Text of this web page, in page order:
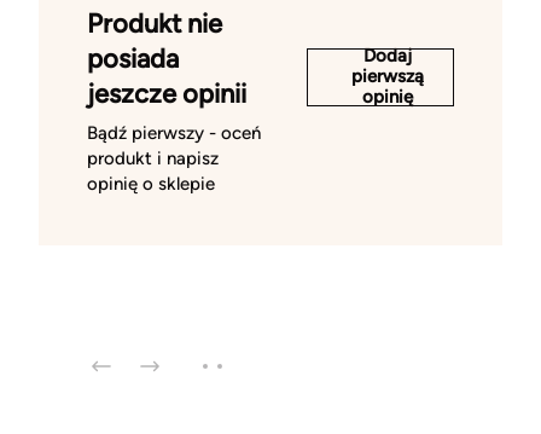
Produkt nie
posiada
jeszcze opinii
Bądź pierwszy - oceń
produkt i napisz
opinię o sklepie
Dodaj
pierwszą
opinię